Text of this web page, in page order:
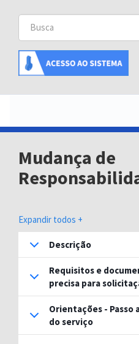
Buscar
Busca
Mudança de
Expandir todos +
Descrição
Requisitos e
precisa para
Orientações - Passo
do serviço